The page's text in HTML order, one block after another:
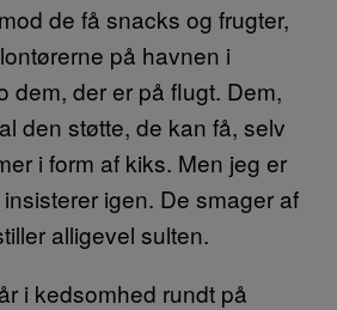
de få snacks og frugter,
på havnen i
dem, der er på flugt. Dem,
den støtte, de kan få, selv
i form af kiks. Men jeg er
igen. De smager af
alligevel sulten.
i kedsomhed rundt på